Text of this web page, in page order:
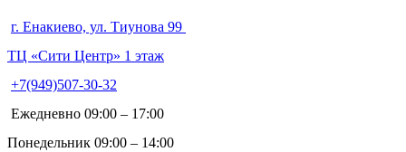
г. Енакиево, ул. Тиунова 99
ТЦ «Сити Центр» 1 этаж
+7(949)507-30-32
Ежедневно 09:00 – 17:00
Понедельник 09:00 – 14:00